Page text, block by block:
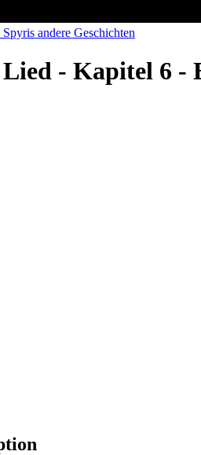
andere Geschichten
- Kapitel 6 -